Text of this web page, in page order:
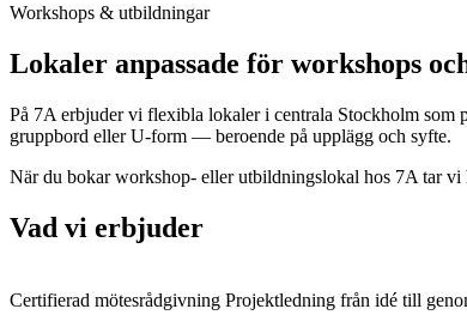
Workshops & utbildningar
Lokaler anpassade för workshops
På 7A erbjuder vi flexibla lokaler i centrala Stockholm som
gruppbord eller U-form — beroende på upplägg och syfte.
När du bokar workshop- eller utbildningslokal hos 7A tar vi
Vad vi erbjuder
Certifierad mötesrådgivning Projektledning från idé till